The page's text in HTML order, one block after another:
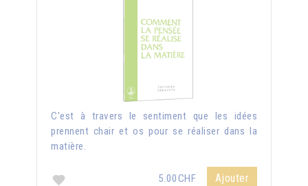
C'est à travers le sentiment que les idées
prennent chair et os pour se réaliser dans la
matière.
5.00CHF Ajouter